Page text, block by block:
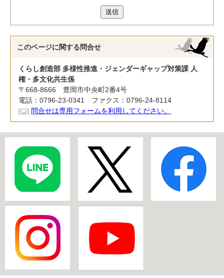
送信
このページに関する 問合せ
くらし創造部 多様性推進・ジェンダーギャップ対策課 人
権・多文化共生係
〒668-8666 豊岡市中央町2番4号
電話：0796-23-0341 ファクス：0796-24-8114
問合せは専用フォームを利用してください。